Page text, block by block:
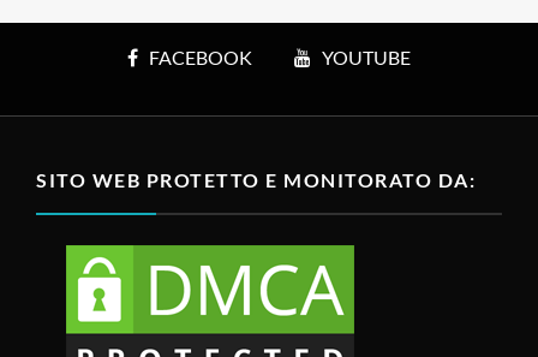
FACEBOOK YOUTUBE
SITO WEB PROTETTO E MONITORATO DA: